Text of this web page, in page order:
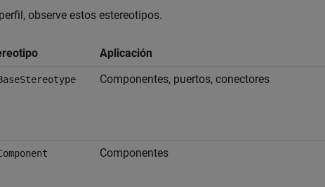
observe estos estereotipos.
Aplicación
Componentes, puertos, conectores
Componentes